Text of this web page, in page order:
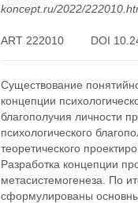
koncept.ru/2022/
ART 222010 DOI
Существование
концепции
благополучия личности
психологического
теоретического
Разработка концепции
метасистемогенеза. По
сформулированы